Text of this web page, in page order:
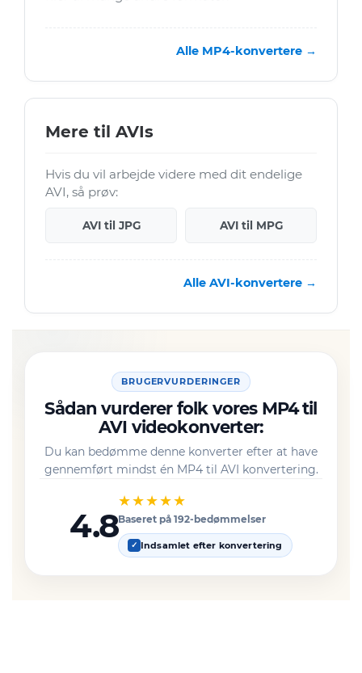
Alle MP4-konvertere →
Mere til AVIs
Hvis du vil arbejde videre med dit endelige
AVI, så prøv:
AVI til JPG AVI til MPG
Alle AVI-konvertere →
BRUGERVURDERINGER
Sådan vurderer folk vores MP4 til
AVI videokonverter:
Du kan bedømme denne konverter efter at have
gennemført mindst én MP4 til AVI konvertering.
4.8
★★★★★
Baseret på 192-bedømmelser
✓ Indsamlet efter konvertering